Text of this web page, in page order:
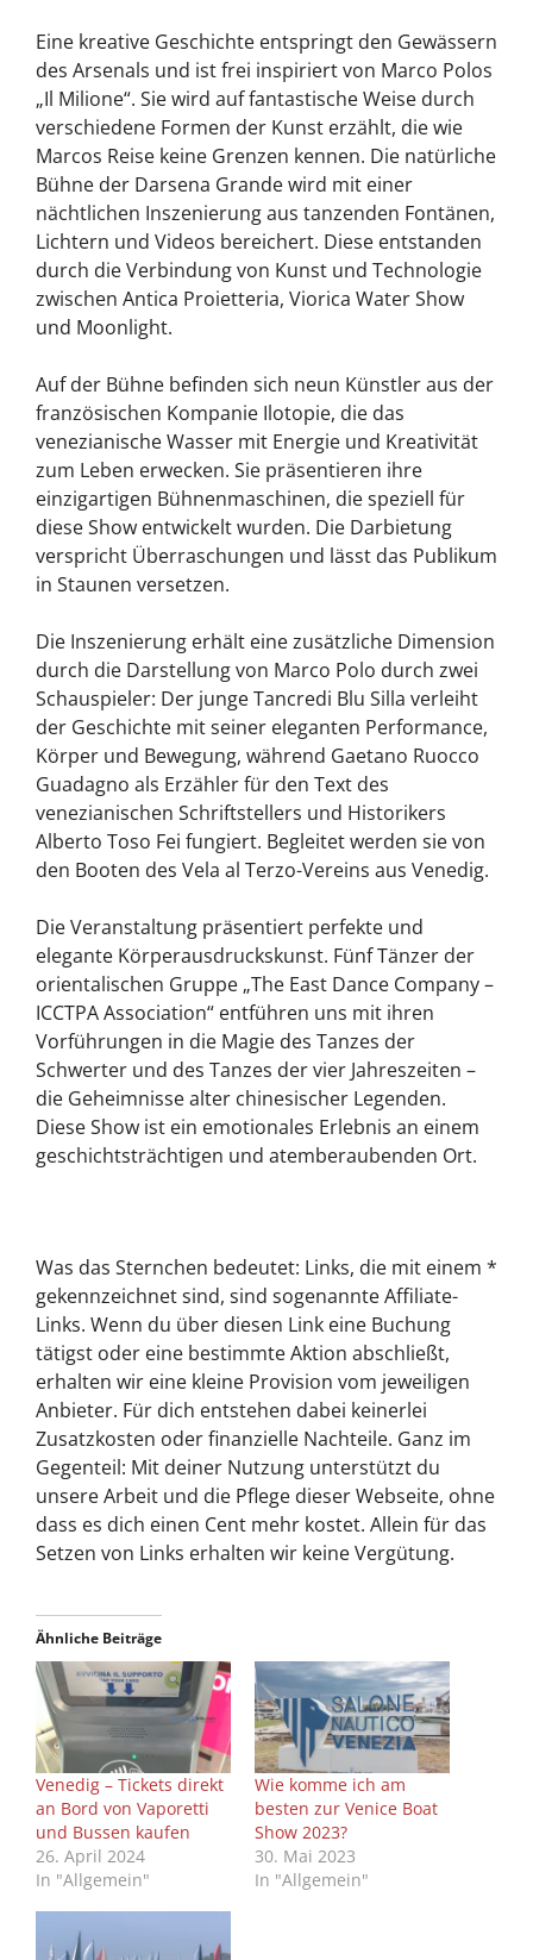
Eine kreative Geschichte entspringt den Gewässern
des Arsenals und ist frei inspiriert von Marco Polos
„Il Milione“. Sie wird auf fantastische Weise durch
verschiedene Formen der Kunst erzählt, die wie
Marcos Reise keine Grenzen kennen. Die natürliche
Bühne der Darsena Grande wird mit einer
nächtlichen Inszenierung aus tanzenden Fontänen,
Lichtern und Videos bereichert. Diese entstanden
durch die Verbindung von Kunst und Technologie
zwischen Antica Proietteria, Viorica Water Show
und Moonlight.
Auf der Bühne befinden sich neun Künstler aus der
französischen Kompanie Ilotopie, die das
venezianische Wasser mit Energie und Kreativität
zum Leben erwecken. Sie präsentieren ihre
einzigartigen Bühnenmaschinen, die speziell für
diese Show entwickelt wurden. Die Darbietung
verspricht Überraschungen und lässt das Publikum
in Staunen versetzen.
Die Inszenierung erhält eine zusätzliche Dimension
durch die Darstellung von Marco Polo durch zwei
Schauspieler: Der junge Tancredi Blu Silla verleiht
der Geschichte mit seiner eleganten Performance,
Körper und Bewegung, während Gaetano Ruocco
Guadagno als Erzähler für den Text des
venezianischen Schriftstellers und Historikers
Alberto Toso Fei fungiert. Begleitet werden sie von
den Booten des Vela al Terzo-Vereins aus Venedig.
Die Veranstaltung präsentiert perfekte und
elegante Körperausdruckskunst. Fünf Tänzer der
orientalischen Gruppe „The East Dance Company –
ICCTPA Association“ entführen uns mit ihren
Vorführungen in die Magie des Tanzes der
Schwerter und des Tanzes der vier Jahreszeiten –
die Geheimnisse alter chinesischer Legenden.
Diese Show ist ein emotionales Erlebnis an einem
geschichtsträchtigen und atemberaubenden Ort.
Was das Sternchen bedeutet: Links, die mit einem *
gekennzeichnet sind, sind sogenannte Affiliate-
Links. Wenn du über diesen Link eine Buchung
tätigst oder eine bestimmte Aktion abschließt,
erhalten wir eine kleine Provision vom jeweiligen
Anbieter. Für dich entstehen dabei keinerlei
Zusatzkosten oder finanzielle Nachteile. Ganz im
Gegenteil: Mit deiner Nutzung unterstützt du
unsere Arbeit und die Pflege dieser Webseite, ohne
dass es dich einen Cent mehr kostet. Allein für das
Setzen von Links erhalten wir keine Vergütung.
Ähnliche Beiträge
Venedig – Tickets direkt
an Bord von Vaporetti
und Bussen kaufen
26. April 2024
In "Allgemein"
Wie komme ich am
besten zur Venice Boat
Show 2023?
30. Mai 2023
In "Allgemein"